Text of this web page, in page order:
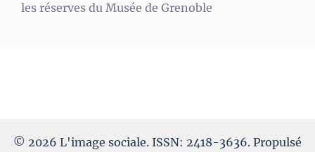
les réserves du Musée de Grenoble
© 2026 L'image sociale. ISSN: 2418-3636. Propulsé